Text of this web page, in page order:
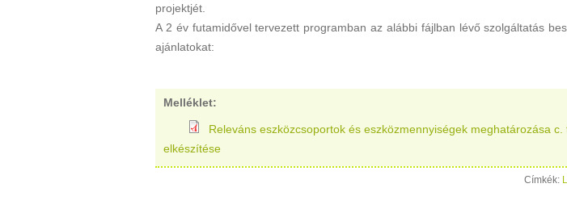
projektjét.
A 2 év futamidővel tervezett programban az alábbi fájlban lévő szolgáltatás
ajánlatokat:
Melléklet:
Releváns eszközcsoportok és eszközmennyiségek meghatározása c.
elkészítése
Címkék: